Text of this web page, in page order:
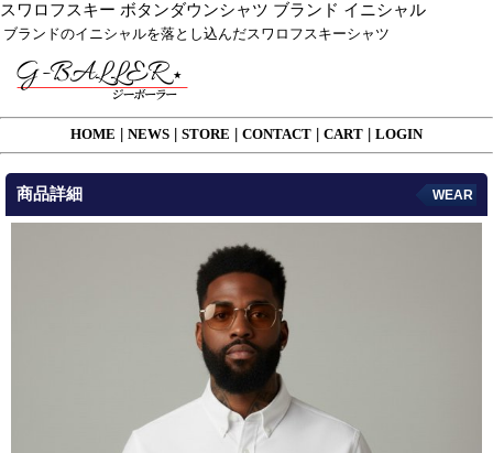
スワロフスキー ボタンダウンシャツ ブランド イニシャル
ブランドのイニシャルを落とし込んだスワロフスキーシャツ
HOME NEWS STORE CONTACT CART LOGIN
商品詳細 WEAR